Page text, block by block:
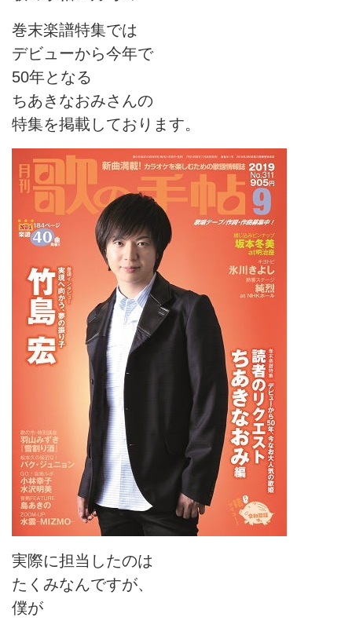
巻末楽譜特集では
デビューから今年で
50年となる
ちあきなおみさんの
特集を掲載しております。
実際に担当したのは
たくみなんですが、
僕が